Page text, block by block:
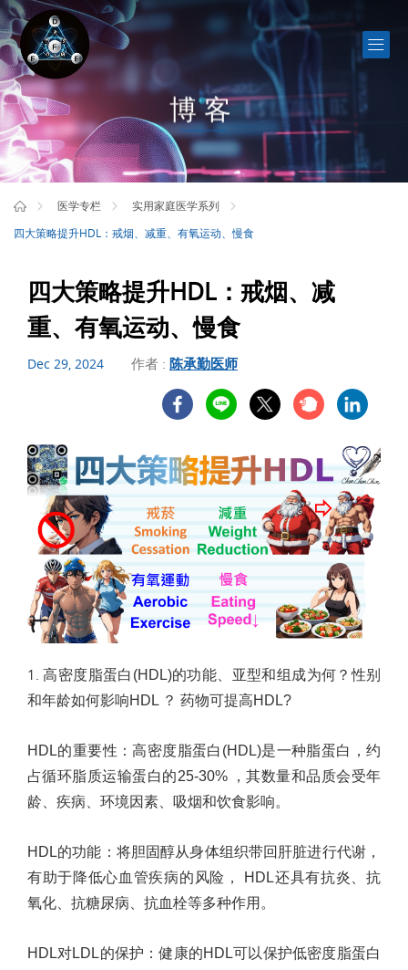
博客
医学专栏
实用家庭医学系列
四大策略提升HDL：戒烟、减重、有氧运动、慢食
四大策略提升HDL：戒烟、减
重、有氧运动、慢食
Dec 29, 2024 作者 : 陈承勤医师
1.高密度脂蛋白 (HDL)的功能
亚型和组成为何？性别
和年龄如何影响HDL ？ 药物可提高HDL?
HDL的重要性 ：高密度脂蛋白 (HDL)是一种脂蛋白，约
占循环脂质运输蛋白的25-30%
，其数量和品质会受年
龄、疾病、环境因素、吸烟和饮食影响。
HDL的功能 ： 将胆固醇从身体组织带回肝脏进行代谢，
有助于降低心血管疾病的风险，
HDL还具有抗炎、抗
氧化、抗糖尿病、抗血栓等多种作用。
HDL对LDL的保护 ：健康的HDL可以保护低密度脂蛋白